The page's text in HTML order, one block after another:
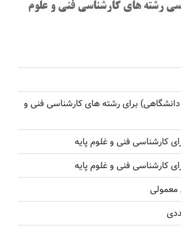
رشته های کارشناسی فنی و علوم
برای رشته های کارشناسی فنی و
معمولی